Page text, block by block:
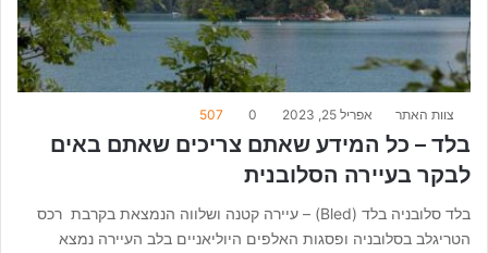
צוות האתר אפריל 25, 2023 0
507
בלד – כל המידע שאתם צריכים שאתם באים
לבקר בעיירה הסלובנית
בלד סלובניה בלד (Bled) – עיירה קטנה ושלווה הנמצאת בקרבת רכס
הטריגלב בסלובניה ופסגות האלפים היוליאניים בלב העיירה נמצא